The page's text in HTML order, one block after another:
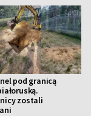
pod granicą
zostali